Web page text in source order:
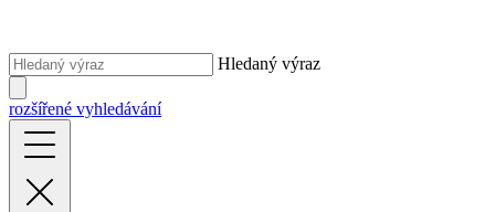
Hledaný výraz
rozšířené vyhledávání